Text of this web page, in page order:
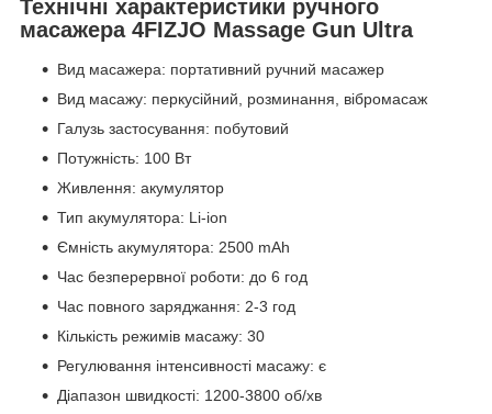
Технічні характеристики ручного
масажера 4FIZJO Massage Gun Ultra
Вид масажера: портативний ручний масажер
Вид масажу: перкусійний, розминання, вібромасаж
Галузь застосування: побутовий
Потужність: 100 Вт
Живлення: акумулятор
Тип акумулятора: Li-ion
Ємність акумулятора: 2500 mAh
Час безперервної роботи: до 6 год
Час повного заряджання: 2-3 год
Кількість режимів масажу: 30
Регулювання інтенсивності масажу: є
Діапазон швидкості: 1200-3800 об/хв